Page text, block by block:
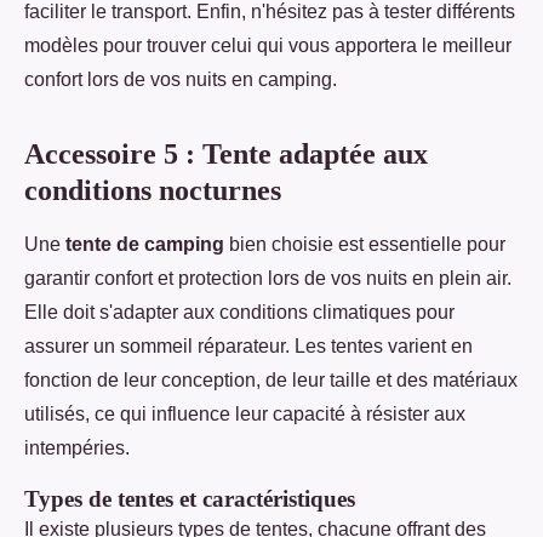
faciliter le transport. Enfin, n'hésitez pas à tester différents
modèles pour trouver celui qui vous apportera le meilleur
confort lors de vos nuits en camping.
Accessoire 5 : Tente adaptée aux
conditions nocturnes
Une tente de camping bien choisie est essentielle pour
garantir confort et protection lors de vos nuits en plein air.
Elle doit s'adapter aux conditions climatiques pour
assurer un sommeil réparateur. Les tentes varient en
fonction de leur conception, de leur taille et des matériaux
utilisés, ce qui influence leur capacité à résister aux
intempéries.
Types de tentes et caractéristiques
Il existe plusieurs types de tentes, chacune offrant des